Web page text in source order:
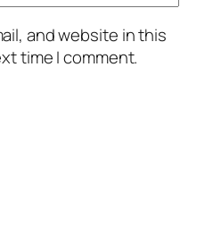
and website in this
time I comment.